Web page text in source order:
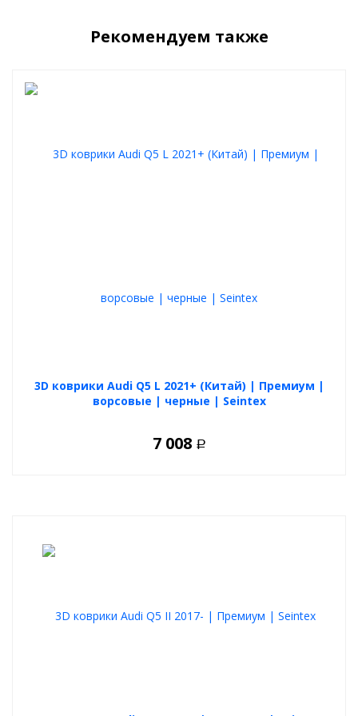
эксплуатации
Характеристики товара:
практичный аксессуар для защиты багажного отделения,
который сочетает надежность полиуретанового коврика и
Рекомендуем также
3D коврики Audi Q5 L 2021+ (Китай) | Премиум |
ворсовые | черные | Seintex
7 008 Р